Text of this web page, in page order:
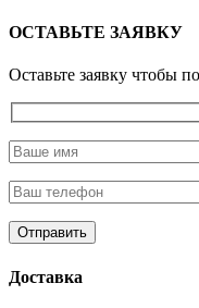
ОСТАВЬТЕ ЗАЯВКУ
Оставьте заявку чтобы
Доставка